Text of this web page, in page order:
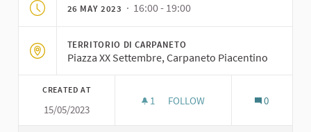
26 MAY 2023 · 16:00 - 19:00
TERRITORIO DI CARPANETO
Piazza XX Settembre, Carpaneto Piacentino
CREATED AT
15/05/2023
1 1 FOLLOWER
FOLLOW 0